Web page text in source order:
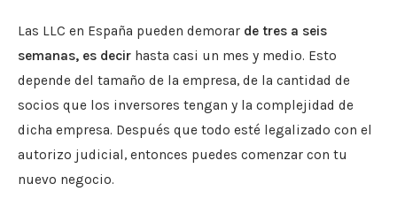
Las LLC en España pueden demorar de tres a seis
semanas, es decir hasta casi un mes y medio. Esto
depende del tamaño de la empresa, de la cantidad de
socios que los inversores tengan y la complejidad de
dicha empresa. Después que todo esté legalizado con el
autorizo judicial, entonces puedes comenzar con tu
nuevo negocio.